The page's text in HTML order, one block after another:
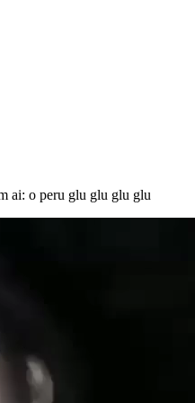
ai: o peru glu glu glu glu